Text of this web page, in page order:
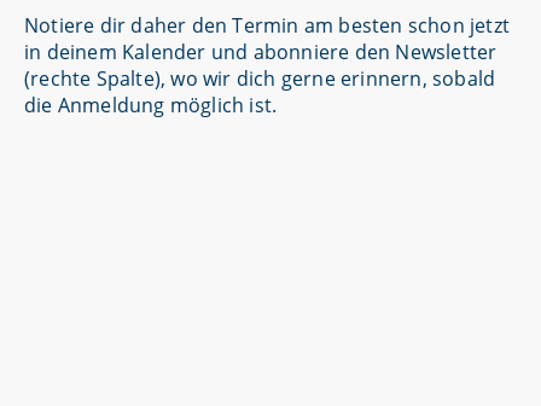
Notiere dir daher den Termin am besten schon jetzt
in deinem Kalender und abonniere den Newsletter
(rechte Spalte), wo wir dich gerne erinnern, sobald
die Anmeldung möglich ist.